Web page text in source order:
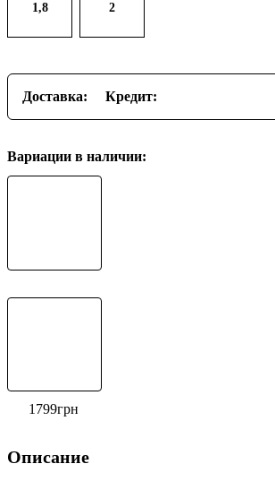
1,8 2
Доставка: Кредит:
Вариации в наличии:
1799грн
Описание